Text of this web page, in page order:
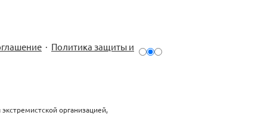
· Политика защиты и
организацией,